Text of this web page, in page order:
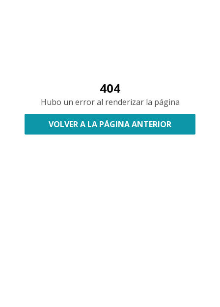
404
Hubo un error al renderizar la página
VOLVER A LA PÁGINA ANTERIOR